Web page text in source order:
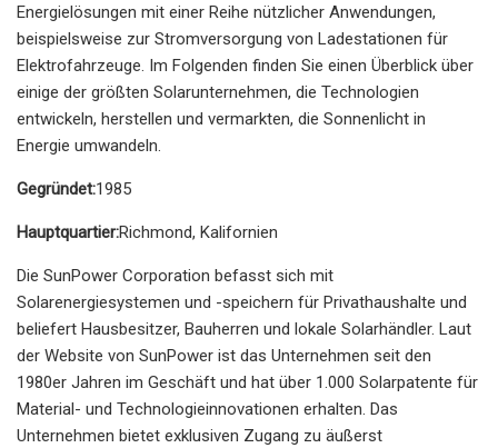
Energielösungen mit einer Reihe nützlicher Anwendungen,
beispielsweise zur Stromversorgung von Ladestationen für
Elektrofahrzeuge. Im Folgenden finden Sie einen Überblick über
einige der größten Solarunternehmen, die Technologien
entwickeln, herstellen und vermarkten, die Sonnenlicht in
Energie umwandeln.
Gegründet:1985
Hauptquartier:Richmond, Kalifornien
Die SunPower Corporation befasst sich mit
Solarenergiesystemen und -speichern für Privathaushalte und
beliefert Hausbesitzer, Bauherren und lokale Solarhändler. Laut
der Website von SunPower ist das Unternehmen seit den
1980er Jahren im Geschäft und hat über 1.000 Solarpatente für
Material- und Technologieinnovationen erhalten. Das
Unternehmen bietet exklusiven Zugang zu äußerst